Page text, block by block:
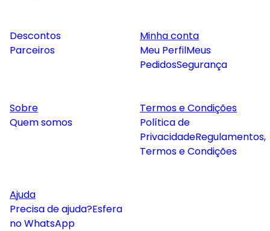
Descontos
Parceiros
Minha conta
Meu PerfilMeus
PedidosSegurança
Sobre
Quem somos
Termos e Condições
Política de
PrivacidadeRegulamentos,
Termos e Condições
Ajuda
Precisa de ajuda?Esfera
no WhatsApp